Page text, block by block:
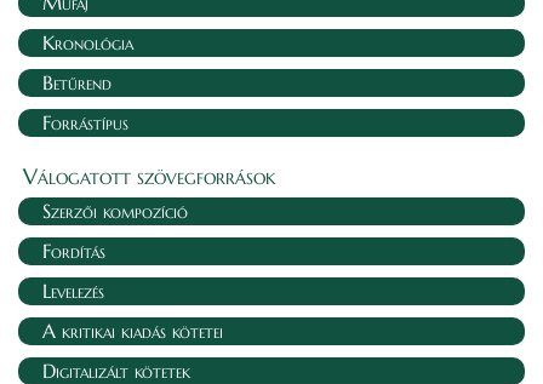
Kronológia
Betűrend
Forrástípus
Válogatott szövegforrások
Szerzői kompozíció
Fordítás
Levelezés
A kritikai kiadás kötetei
Digitalizált kötetek